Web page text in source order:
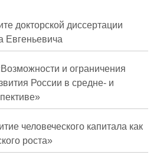
докторской диссертации
Евгеньевича
и ограничения
России в средне- и
человеческого капитала как
роста»